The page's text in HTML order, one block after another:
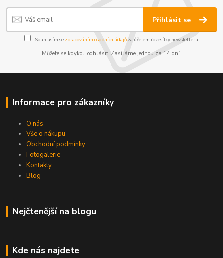
Přihlásit se
Souhlasím se zpracováním osobních údajůza účelem rozesílky newsletteru.
Můžete se kdykoli odhlásit. Zasíláme jednou za 14 dní.
Informace pro zákazníky
O nás
Vše o nákupu
Obchodní podmínky
Fotogalerie
Kontakty
Blog
Nejčtenější na blogu
Kde nás najdete